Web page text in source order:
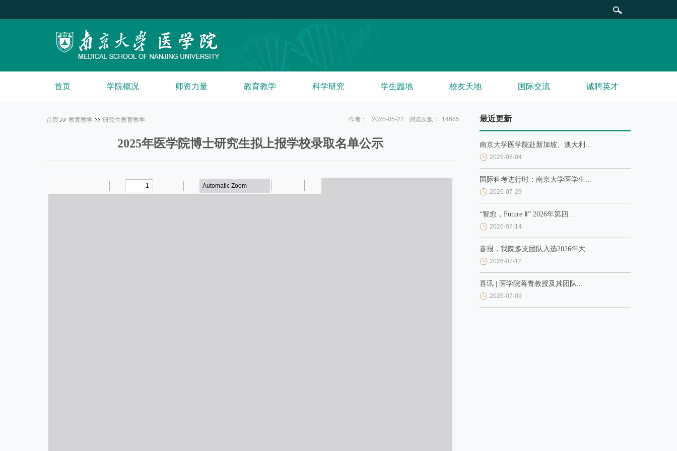
首页 学院概况 师资力量 教育教学 科学研究 学生园地 校友天地 国际交流 诚聘英才
首页 教育教学 研究生教育教学 作者： 2025-05-22 浏览次数： 14665
2025年医学院博士研究生拟上报学校录取名单公示
最近更新
南京大学医学院赴新加坡、澳大利...
2026-08-04
国际科考进行时：南京大学医学生...
2026-07-29
“智愈，Future Ⅱ” 2026年第四...
2026-07-14
喜报，我院多支团队入选2026年大...
2026-07-12
喜讯 | 医学院蒋青教授及其团队...
2026-07-09